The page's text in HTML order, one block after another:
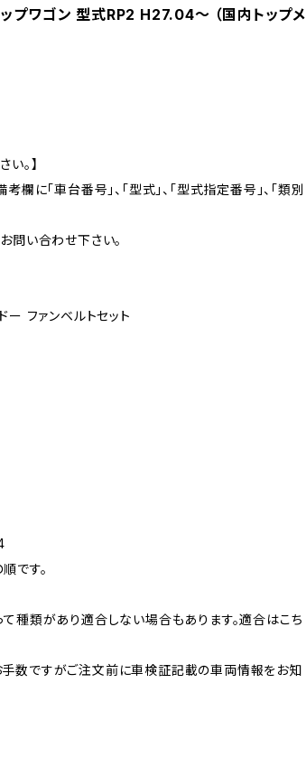
プワゴン 型式RP2 H27.04～ （国内トップメ
。】
欄に「車台番号」、「型式」、「型式指定番号」、「類別
問い合わせ下さい。
ー ファンベルトセット
です。
種類があり適合しない場合もあります。適合はこち
数ですがご注文前に車検証記載の車両情報をお知